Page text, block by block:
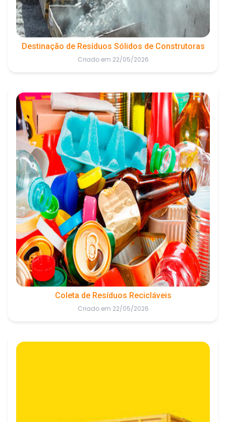
Destinação de Resíduos Sólidos de Construtoras
Criado em 22/05/2026
Coleta de Resíduos Recicláveis
Criado em 22/05/2026